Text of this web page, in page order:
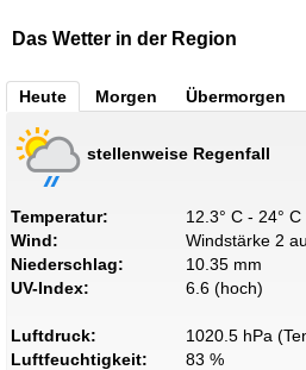
Das Wetter in der Region
Heute Morgen Übermorgen
stellenweise Regenfall
Temperatur:
12.3° C - 24° C
Wind:
Windstärke 2
Niederschlag:
10.35 mm
UV-Index:
6.6 (hoch)
Luftdruck:
1020.5 hPa
Luftfeuchtigkeit:
83 %